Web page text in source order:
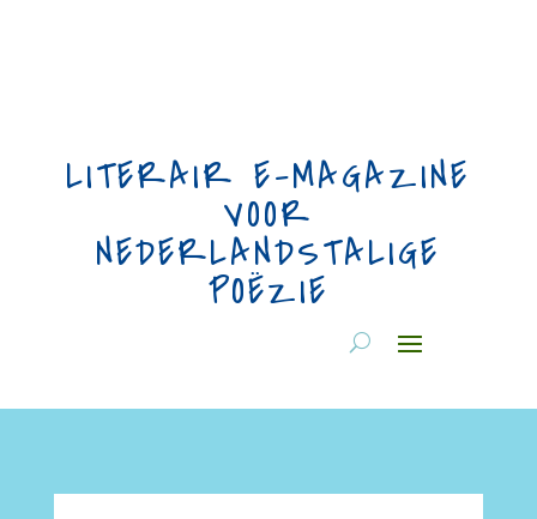
LITERAIR E-MAGAZINE
VOOR
NEDERLANDSTALIGE
POËZIE